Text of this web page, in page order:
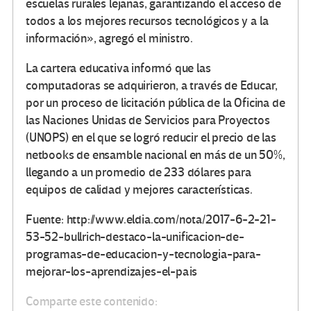
escuelas rurales lejanas, garantizando el acceso de
todos a los mejores recursos tecnológicos y a la
información», agregó el ministro.
La cartera educativa informó que las
computadoras se adquirieron, a través de Educar,
por un proceso de licitación pública de la Oficina de
las Naciones Unidas de Servicios para Proyectos
(UNOPS) en el que se logró reducir el precio de las
netbooks de ensamble nacional en más de un 50%,
llegando a un promedio de 233 dólares para
equipos de calidad y mejores características.
Fuente: http://www.eldia.com/nota/2017-6-2-21-
53-52-bullrich-destaco-la-unificacion-de-
programas-de-educacion-y-tecnologia-para-
mejorar-los-aprendizajes-el-pais
Comparte este contenido: